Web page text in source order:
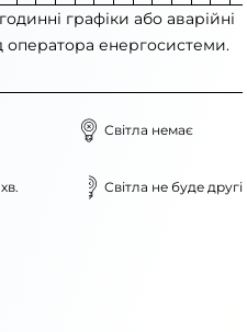
графіки або аварійні
оператора енергосистеми.
Світла немає
Світла не буде другі